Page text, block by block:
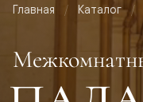
Главная Каталог